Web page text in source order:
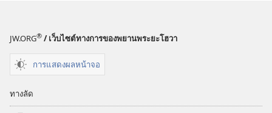
JW.ORG® / เว็บไซต์ทางการของพยานพระยะโฮวา
การแสดงผลหน้าจอ
ทางลัด